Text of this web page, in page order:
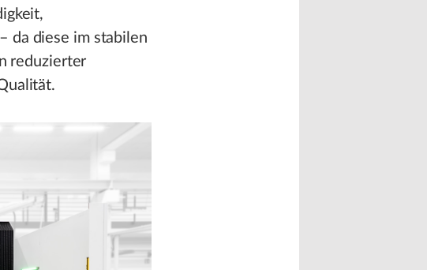
da diese im stabilen
reduzierter